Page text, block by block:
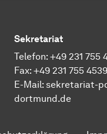
Sekretariat
Telefon: +49 231 755
Fax: +49 231 755 4539
E-Mail: sekretariat-
dortmund.de